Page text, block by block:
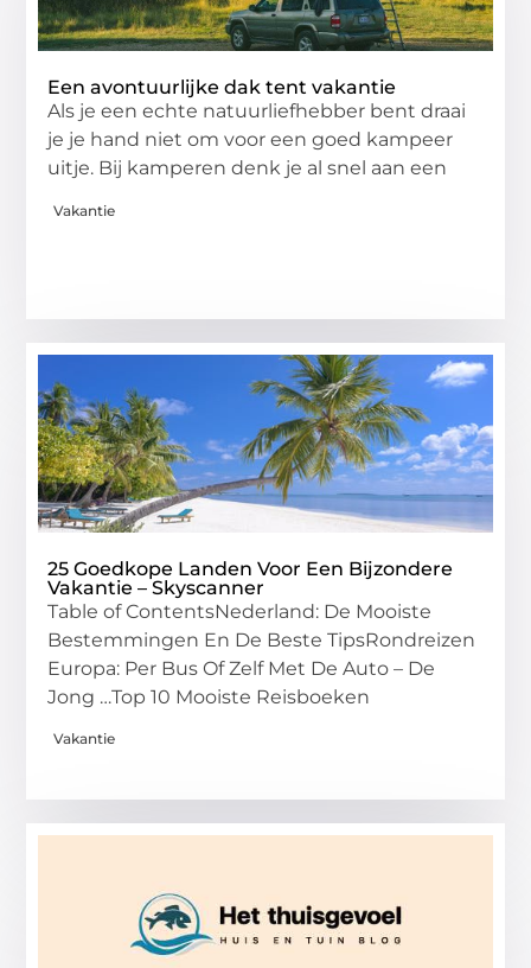
Een avontuurlijke dak tent vakantie
Als je een echte natuurliefhebber bent draai
je je hand niet om voor een goed kampeer
uitje. Bij kamperen denk je al snel aan een
Vakantie
25 Goedkope Landen Voor Een Bijzondere
Vakantie – Skyscanner
Table of ContentsNederland: De Mooiste
Bestemmingen En De Beste TipsRondreizen
Europa: Per Bus Of Zelf Met De Auto – De
Jong …Top 10 Mooiste Reisboeken
Vakantie